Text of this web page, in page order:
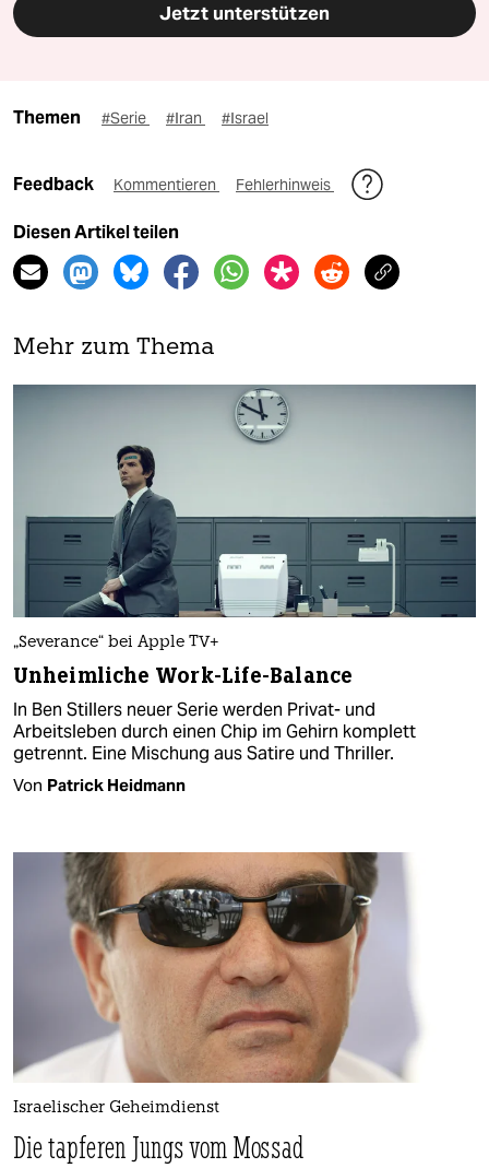
Jetzt unterstützen
Themen #Serie #Iran #Israel
Feedback Kommentieren Fehlerhinweis
Diesen Artikel teilen
Mehr zum Thema
„Severance“ bei Apple TV+
Unheimliche Work-Life-Balance
In Ben Stillers neuer Serie werden Privat- und
Arbeitsleben durch einen Chip im Gehirn komplett
getrennt. Eine Mischung aus Satire und Thriller.
Von Patrick Heidmann
Israelischer Geheimdienst
Die tapferen Jungs vom Mossad